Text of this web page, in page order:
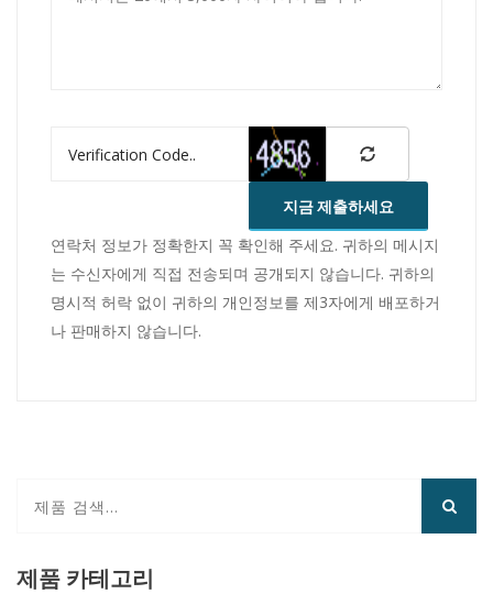
지금 제출하세요
연락처 정보가 정확한지 꼭 확인해 주세요. 귀하의 메시지
는 수신자에게 직접 전송되며 공개되지 않습니다. 귀하의
명시적 허락 없이 귀하의 개인정보를 제3자에게 배포하거
나 판매하지 않습니다.
제품 카테고리